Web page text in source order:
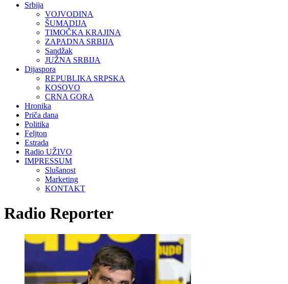
Srbija
VOJVODINA
ŠUMADIJA
TIMOČKA KRAJINA
ZAPADNA SRBIJA
Sandžak
JUŽNA SRBIJA
Dijaspora
REPUBLIKA SRPSKA
KOSOVO
CRNA GORA
Hronika
Priča dana
Politika
Feljton
Estrada
Radio UŽIVO
IMPRESSUM
Slušanost
Marketing
KONTAKT
Radio Reporter